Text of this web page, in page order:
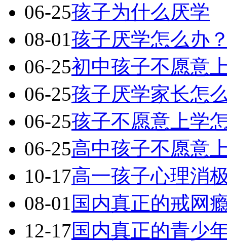
06-25孩子为什么厌学
08-01孩子厌学怎么办
06-25初中孩子不愿意
06-25孩子厌学家长怎
06-25孩子不愿意上学
06-25高中孩子不愿意
10-17高一孩子心理消
08-01 国内真正的戒网
12-17国内真正的青少